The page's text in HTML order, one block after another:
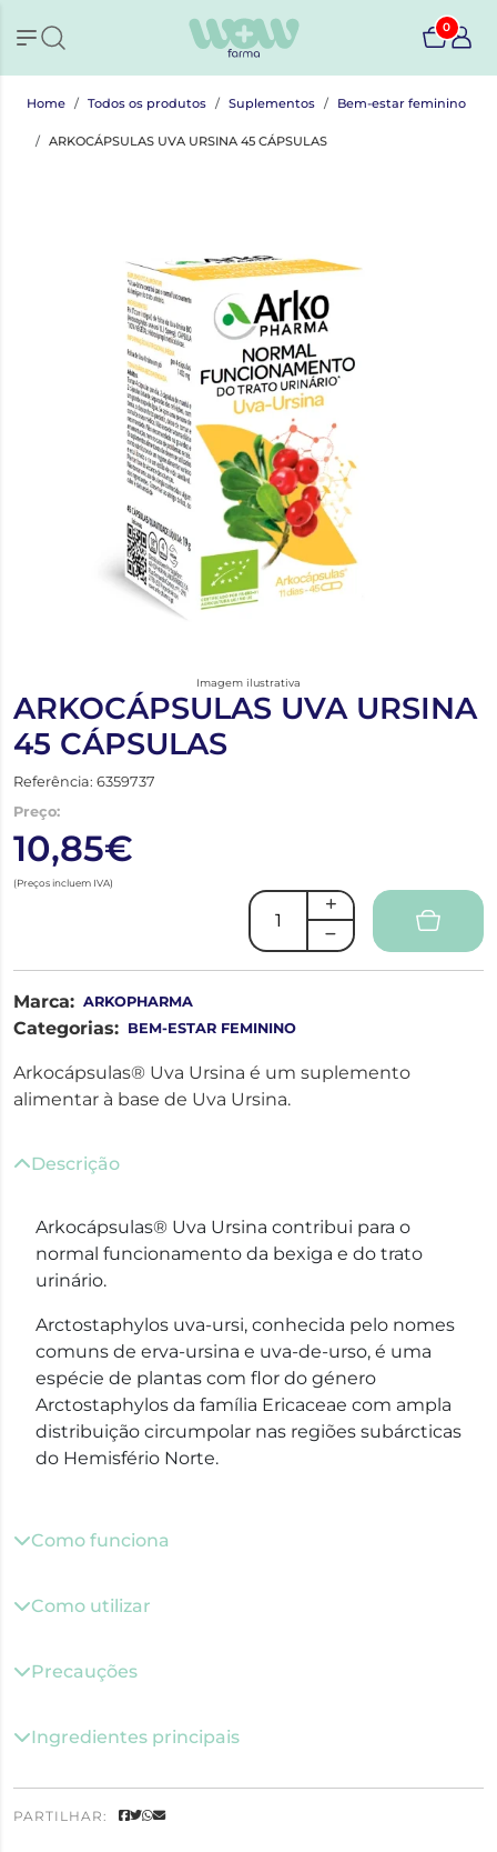
0
Home Todos os produtos Suplementos Bem-estar feminino
ARKOCÁPSULAS UVA URSINA 45 CÁPSULAS
Imagem ilustrativa
ARKOCÁPSULAS UVA URSINA
45 CÁPSULAS
Referência: 6359737
Preço:
10,85€
(Preços incluem IVA)
Marca: ARKOPHARMA
Categorias: BEM-ESTAR FEMININO
Arkocápsulas® Uva Ursina é um suplemento
alimentar à base de Uva Ursina.
Descrição
Arkocápsulas® Uva Ursina contribui para o
normal funcionamento da bexiga e do trato
urinário.
Arctostaphylos uva-ursi, conhecida pelo nomes
comuns de erva-ursina e uva-de-urso, é uma
espécie de plantas com flor do género
Arctostaphylos da família Ericaceae com ampla
distribuição circumpolar nas regiões subárcticas
do Hemisfério Norte.
Como funciona
Como utilizar
Precauções
Ingredientes principais
PARTILHAR: